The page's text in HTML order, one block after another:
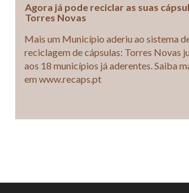
Agora já pode reciclar as suas
Torres Novas
Mais um Município aderiu ao sistema
reciclagem de cápsulas: Torres Novas
aos 18 municípios já aderentes. Saiba
em www.recaps.pt